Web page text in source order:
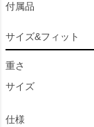
付属品
サイズ&フィット
重さ
サイズ
仕様